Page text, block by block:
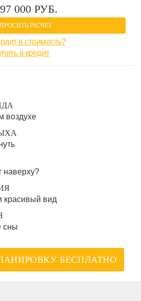
000 РУБ.
РАСЧЕТ
в стоимость?
в кредит
воздухе
наверху?
красивый вид
сны
БЕСПЛАТНО